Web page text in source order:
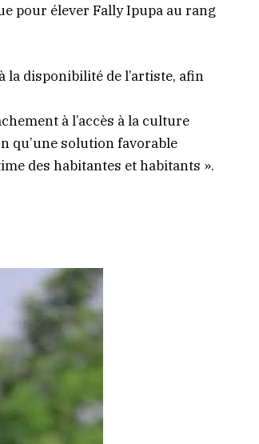
pour élever Fally Ipupa au rang
la disponibilité de l’artiste, afin
à l’accès à la culture
qu’une solution favorable
des habitantes et habitants ».